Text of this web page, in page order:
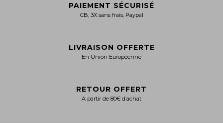
PAIEMENT SÉCURISÉ
CB, 3X sans frais, Paypal
LIVRAISON OFFERTE
En Union Européenne
RETOUR OFFERT
A partir de 80€ d’achat